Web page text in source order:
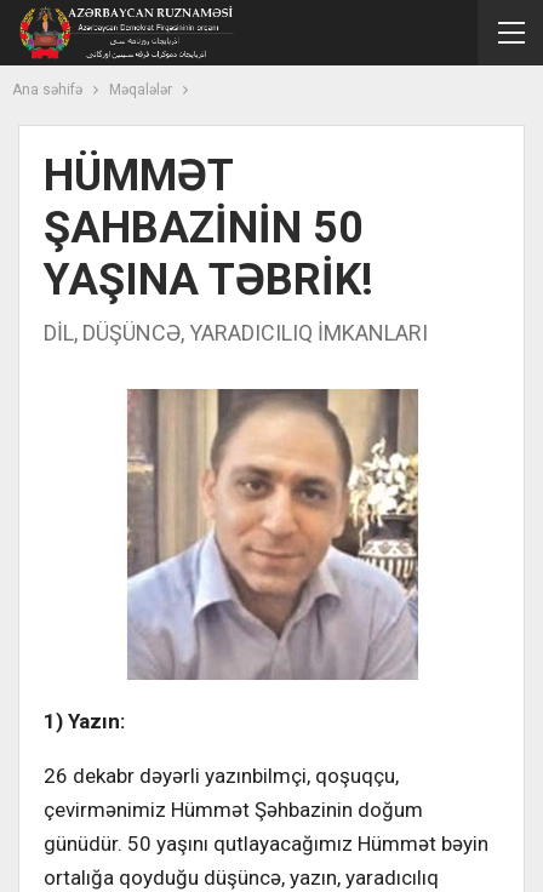
Ana səhifə Məqalələr
HÜMMƏT
ŞAHBAZİNİN 50
YAŞINA TƏBRİK!
DİL, DÜŞÜNCƏ, YARADICILIQ İMKANLARI
1) Yazın:
26 dekabr dəyərli yazınbilmçi, qoşuqçu,
çevirmənimiz Hümmət Şəhbazinin doğum
günüdür. 50 yaşını qutlayacağımız Hümmət bəyin
ortalığa qoyduğu düşüncə, yazın, yaradıcılıq